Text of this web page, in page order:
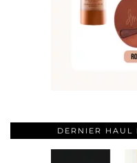
DERNIER HAUL